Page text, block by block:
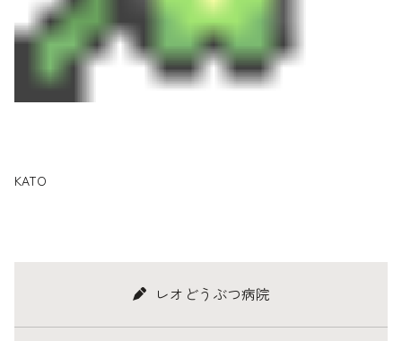
KATO
レオどうぶつ病院